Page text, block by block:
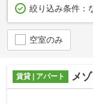
絞り込み条件：
空室のみ
賃貸 | アパート メ